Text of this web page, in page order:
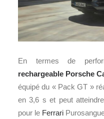
En termes de
rechargeable Porsche
équipé du « Pack GT »
en 3,6 s et peut
pour le Ferrari